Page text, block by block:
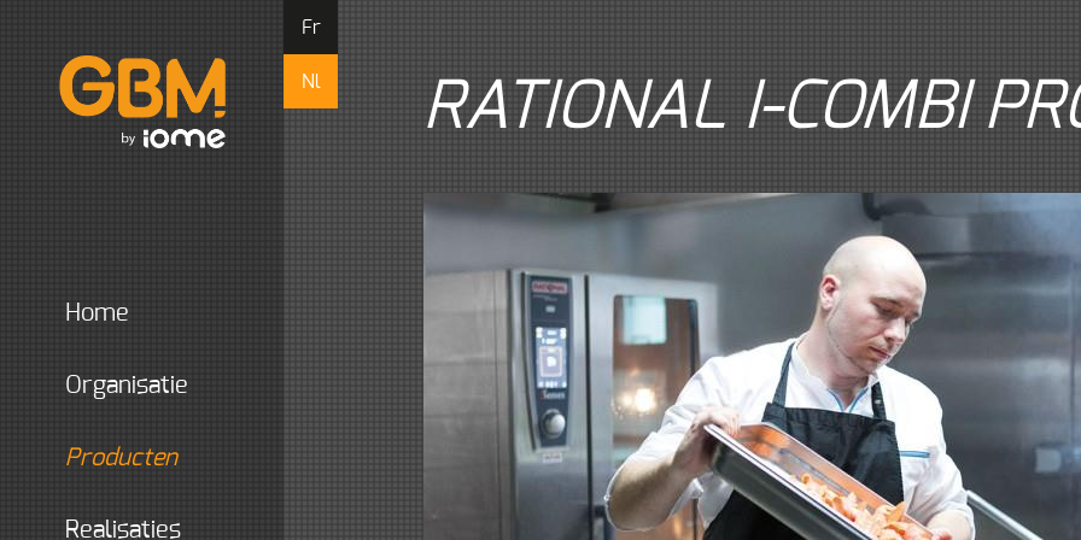
Fr
Nl
home
organisatie
producten
realisaties
RATIONAL I-COMBI